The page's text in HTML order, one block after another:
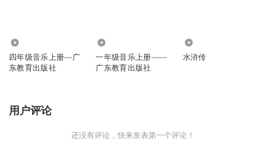
四年级音乐上册—广
东教育出版社
一年级音乐上册——
广东教育出版社
水浒传
用户评论
还没有评论，快来发表第一个评论！